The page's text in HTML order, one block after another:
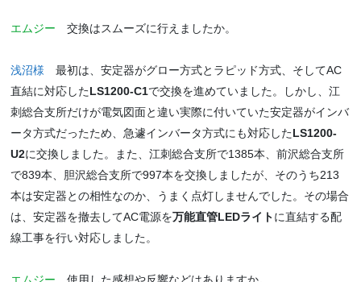
エムジー 交換はスムーズに行えましたか。
浅沼様 最初は、安定器がグロー方式とラピッド方式、そしてAC
直結に対応したLS1200-C1で交換を進めていました。しかし、江
刺総合支所だけが電気図面と違い実際に付いていた安定器がインバ
ータ方式だったため、急遽インバータ方式にも対応したLS1200-
U2に交換しました。また、江刺総合支所で1385本、前沢総合支所
で839本、胆沢総合支所で997本を交換しましたが、そのうち213
本は安定器との相性なのか、うまく点灯しませんでした。その場合
は、安定器を撤去してAC電源を万能直管LEDライトに直結する配
線工事を行い対応しました。